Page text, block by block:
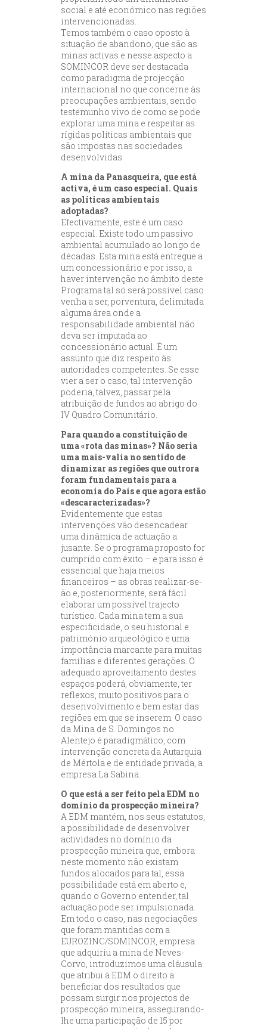
social e até económico nas regiões
intervencionadas.
Temos também o caso oposto à
situação de abandono, que são as
minas activas e nesse aspecto a
SOMINCOR deve ser destacada
como paradigma de projecção
internacional no que concerne às
preocupações ambientais, sendo
testemunho vivo de como se pode
explorar uma mina e respeitar as
rígidas políticas ambientais que
são impostas nas sociedades
desenvolvidas.
A mina da Panasqueira, que está
activa, é um caso especial. Quais
as políticas ambientais
adoptadas?
Efectivamente, este é um caso
especial. Existe todo um passivo
ambiental acumulado ao longo de
décadas. Esta mina está entregue a
um concessionário e por isso, a
haver intervenção no âmbito deste
Programa tal só será possível caso
venha a ser, porventura, delimitada
alguma área onde a
responsabilidade ambiental não
deva ser imputada ao
concessionário actual. É um
assunto que diz respeito às
autoridades competentes. Se esse
vier a ser o caso, tal intervenção
poderia, talvez, passar pela
atribuição de fundos ao abrigo do
IV Quadro Comunitário.
Para quando a constituição de
uma «rota das minas»? Não seria
uma mais-valia no sentido de
dinamizar as regiões que outrora
foram fundamentais para a
economia do País e que agora estão
«descaracterizadas»?
Evidentemente que estas
intervenções vão desencadear
uma dinâmica de actuação a
jusante. Se o programa proposto for
cumprido com êxito – e para isso é
essencial que haja meios
financeiros – as obras realizar-se-
ão e, posteriormente, será fácil
elaborar um possível trajecto
turístico. Cada mina tem a sua
especificidade, o seu historial e
património arqueológico e uma
importância marcante para muitas
famílias e diferentes gerações. O
adequado aproveitamento destes
espaços poderá, obviamente, ter
reflexos, muito positivos para o
desenvolvimento e bem estar das
regiões em que se inserem. O caso
da Mina de S. Domingos no
Alentejo é paradigmático, com
intervenção concreta da Autarquia
de Mértola e de entidade privada, a
empresa La Sabina.
O que está a ser feito pela EDM no
domínio da prospecção mineira?
A EDM mantém, nos seus estatutos,
a possibilidade de desenvolver
actividades no domínio da
prospecção mineira que, embora
neste momento não existam
fundos alocados para tal, essa
possibilidade está em aberto e,
quando o Governo entender, tal
actuação pode ser impulsionada.
Em todo o caso, nas negociações
que foram mantidas com a
EUROZINC/SOMINCOR, empresa
que adquiriu a mina de Neves-
Corvo, introduzimos uma cláusula
que atribui à EDM o direito a
beneficiar dos resultados que
possam surgir nos projectos de
prospecção mineira, assegurando-
lhe uma participação de 15 por